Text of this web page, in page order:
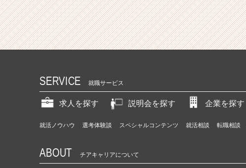
SERVICE 就職サービス
求人を探す 説明会を探す 企業を探す
就活ノウハウ 選考体験談 スペシャルコンテンツ 就活相談 転職相談
ABOUT チアキャリアについて